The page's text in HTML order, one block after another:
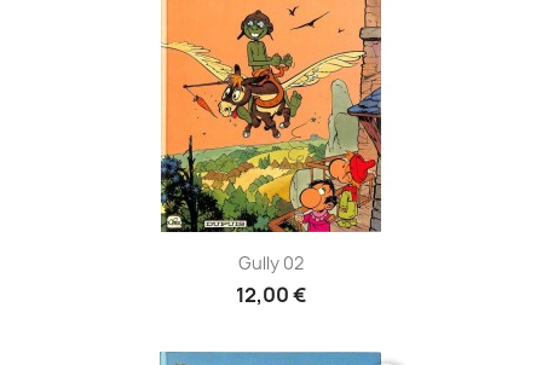
Gully 02
12,00 €